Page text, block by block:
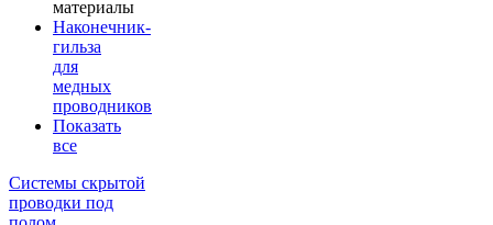
материалы
Наконечник-
гильза
для
медных
проводников
Показать
все
Системы скрытой
проводки под